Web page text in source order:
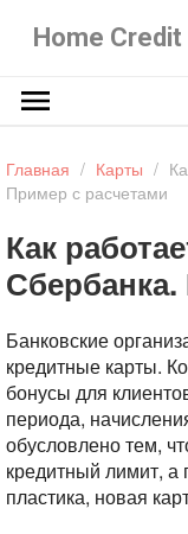
Home Credit
Главная / Карты /
Пример с расчетами
Как
Банковские
кредитные карты.
бонусы для
периода,
обусловлено тем,
кредитный лимит, а
пластика, новая